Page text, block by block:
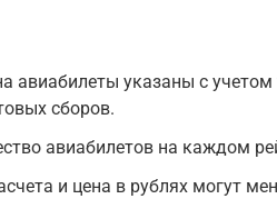
авиабилеты указаны с учетом
сборов.
авиабилетов на каждом
и цена в рублях могут